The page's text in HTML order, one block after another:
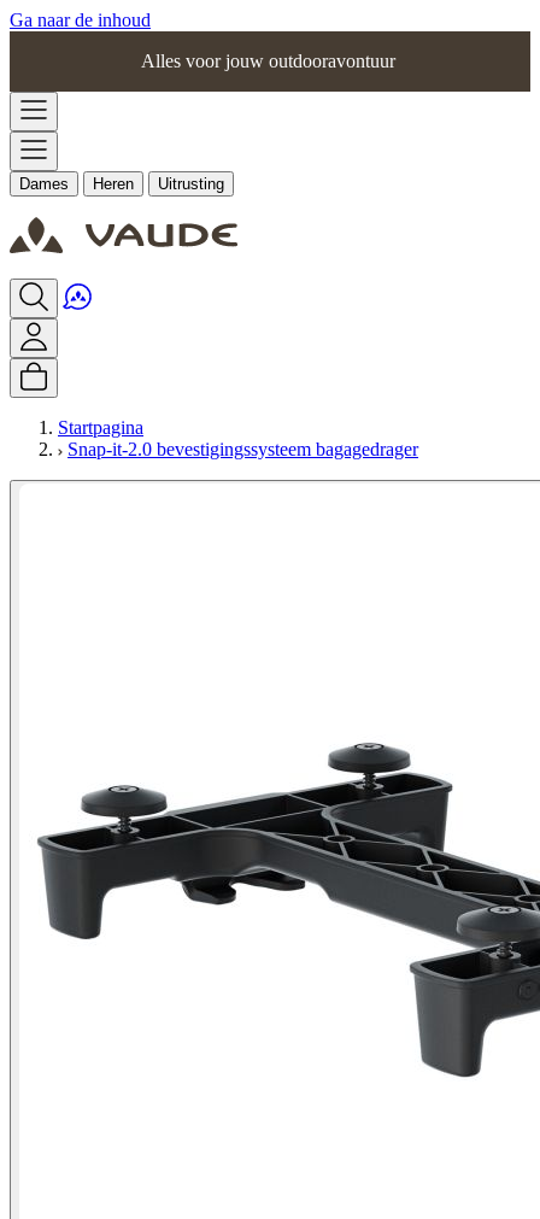
Ga naar de inhoud
Alles voor jouw outdooravontuur
Dames Heren Uitrusting
Startpagina
Snap-it-2.0 bevestigingssysteem bagagedrager